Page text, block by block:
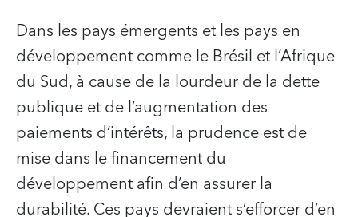
Dans les pays émergents et les pays en
développement comme le Brésil et l’Afrique
du Sud, à cause de la lourdeur de la dette
publique et de l’augmentation des
paiements d’intérêts, la prudence est de
mise dans le financement du
développement afin d’en assurer la
durabilité. Ces pays devraient s’efforcer d’en